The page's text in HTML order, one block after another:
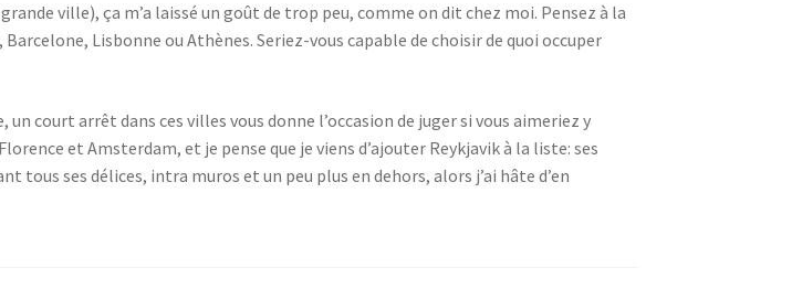
ville), ça m’a laissé un goût de trop peu, comme on dit chez moi. Pensez à la
Lisbonne ou Athènes. Seriez-vous capable de choisir de quoi occuper
court arrêt dans ces villes vous donne l’occasion de juger si vous aimeriez y
et Amsterdam, et je pense que je viens d’ajouter Reykjavik à la liste: ses
ses délices, intra muros et un peu plus en dehors, alors j’ai hâte d’en